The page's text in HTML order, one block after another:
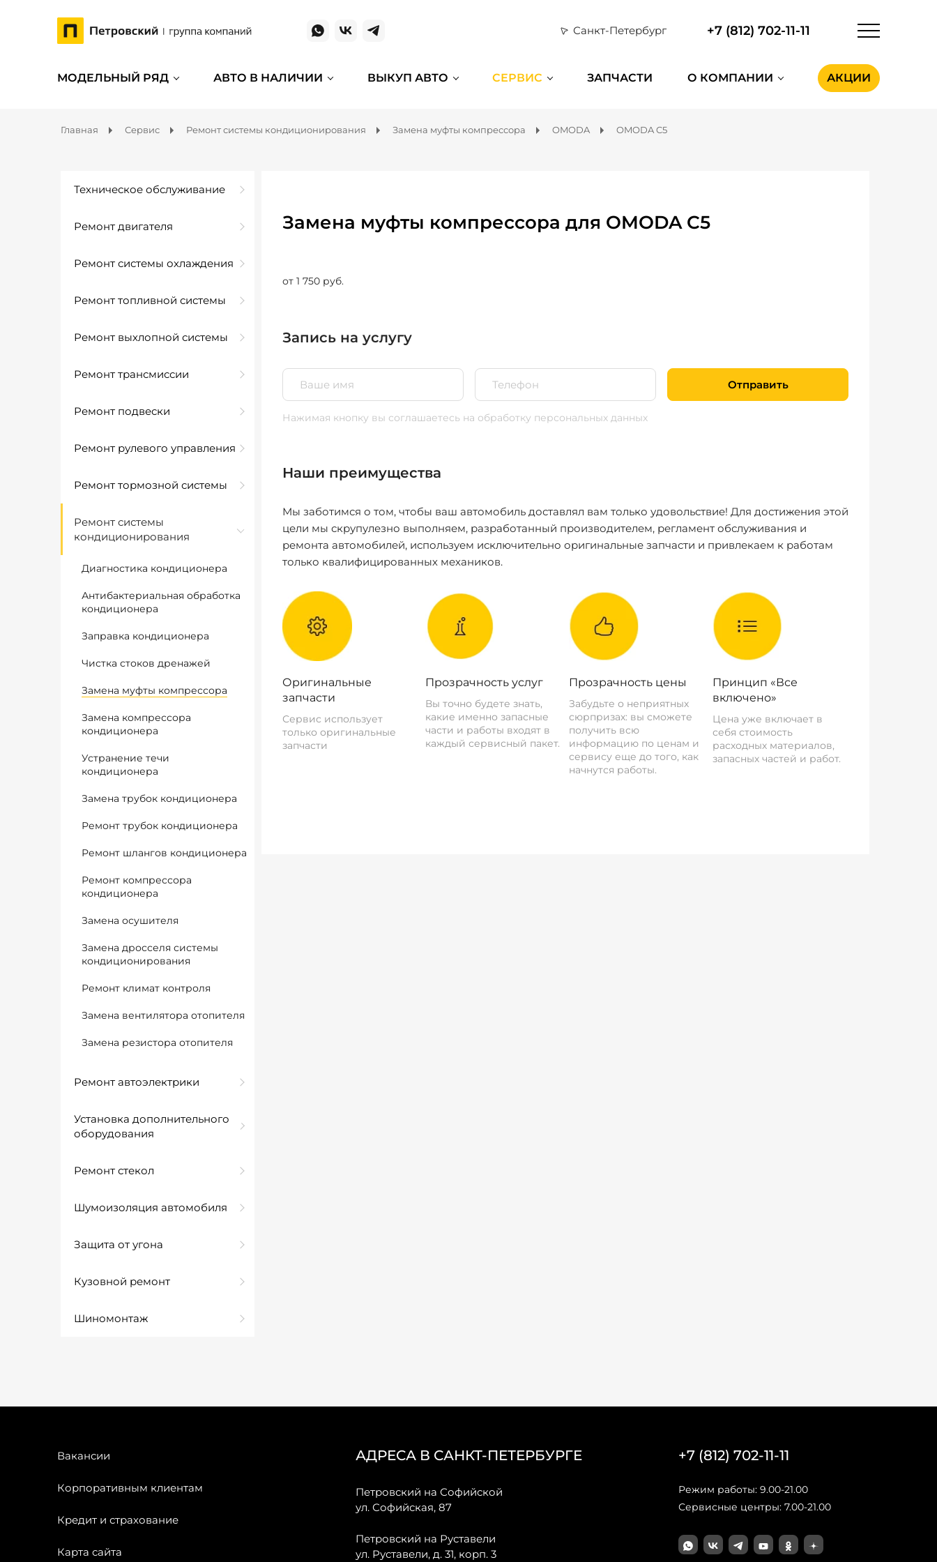
Санкт-Петербург +7 (812) 702-11-11
МОДЕЛЬНЫЙ РЯД АВТО В НАЛИЧИИ ВЫКУП АВТО СЕРВИС ЗАПЧАСТИ О КОМПАНИИ АКЦИИ
Главная Сервис Ремонт системы кондиционирования Замена муфты компрессора OMODA OMODA C5
Техническое обслуживание
Ремонт двигателя
Ремонт системы охлаждения
Ремонт топливной системы
Ремонт выхлопной системы
Ремонт трансмиссии
Ремонт подвески
Ремонт рулевого управления
Ремонт тормозной системы
Ремонт системы
кондиционирования
Диагностика кондиционера
Антибактериальная обработка
кондиционера
Заправка кондиционера
Чистка стоков дренажей
Замена муфты компрессора
Замена компрессора
кондиционера
Устранение течи
кондиционера
Замена трубок кондиционера
Ремонт трубок кондиционера
Ремонт шлангов кондиционера
Ремонт компрессора
кондиционера
Замена осушителя
Замена дросселя системы
кондиционирования
Ремонт климат контроля
Замена вентилятора отопителя
Замена резистора отопителя
Ремонт автоэлектрики
Установка дополнительного
оборудования
Ремонт стекол
Шумоизоляция автомобиля
Защита от угона
Кузовной ремонт
Шиномонтаж
Замена муфты компрессора для OMODA C5
от 1 750 руб.
Запись на услугу
Отправить
Нажимая кнопку вы соглашаетесь на обработку персональных данных
Наши преимущества
Мы заботимся о том, чтобы ваш автомобиль доставлял вам только удовольствие! Для достижения этой
цели мы скрупулезно выполняем, разработанный производителем, регламент обслуживания и
ремонта автомобилей, используем исключительно оригинальные запчасти и привлекаем к работам
только квалифицированных механиков.
Оригинальные
запчасти
Сервис использует
только оригинальные
запчасти
Прозрачность услуг
Вы точно будете знать,
какие именно запасные
части и работы входят в
каждый сервисный пакет.
Прозрачность цены
Забудьте о неприятных
сюрпризах: вы сможете
получить всю
информацию по ценам и
сервису еще до того, как
начнутся работы.
Принцип «Все
включено»
Цена уже включает в
себя стоимость
расходных материалов,
запасных частей и работ.
Вакансии
Корпоративным клиентам
Кредит и страхование
Карта сайта
АДРЕСА В САНКТ-ПЕТЕРБУРГЕ
Петровский на Софийской
ул. Софийская, 87
Петровский на Руставели
ул. Руставели, д. 31, корп. 3
+7 (812) 702-11-11
Режим работы: 9.00-21.00
Сервисные центры: 7.00-21.00